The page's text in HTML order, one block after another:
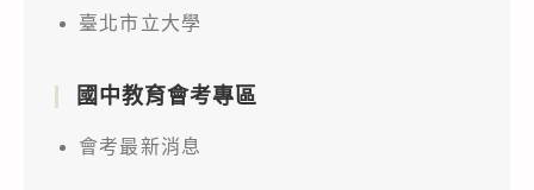
臺北市立大學
國中教育會考專區
會考最新消息